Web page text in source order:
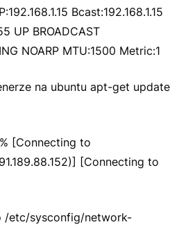
Bcast:192.168.1.15
UP BROADCAST
NOARP MTU:1500 Metric:1
na ubuntu apt-get update
[Connecting to
[Connecting to
/etc/sysconfig/network-